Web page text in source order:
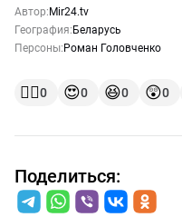
Автор: Mir24.tv
География: Беларусь
Персоны: Роман Головченко
👍🏻0 😍0 😆0 😲0
Поделиться: